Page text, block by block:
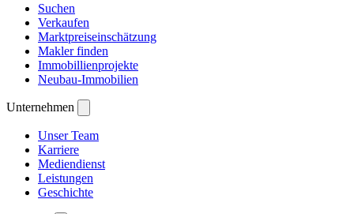
Suchen
Verkaufen
Marktpreiseinschätzung
Makler finden
Immobillienprojekte
Neubau-Immobilien
Unternehmen
Unser Team
Karriere
Mediendienst
Leistungen
Geschichte